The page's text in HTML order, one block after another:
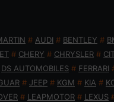
# AUDI # BENTLEY #
# CHERY # CHRYSLER #
DS AUTOMOBILES # FERRARI
# JEEP # KGM # KIA #
# LEAPMOTOR # LEXUS